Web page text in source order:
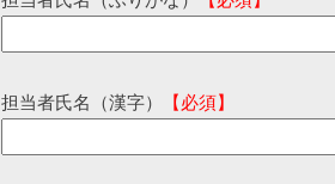
担当者氏名（漢字） 【必須】